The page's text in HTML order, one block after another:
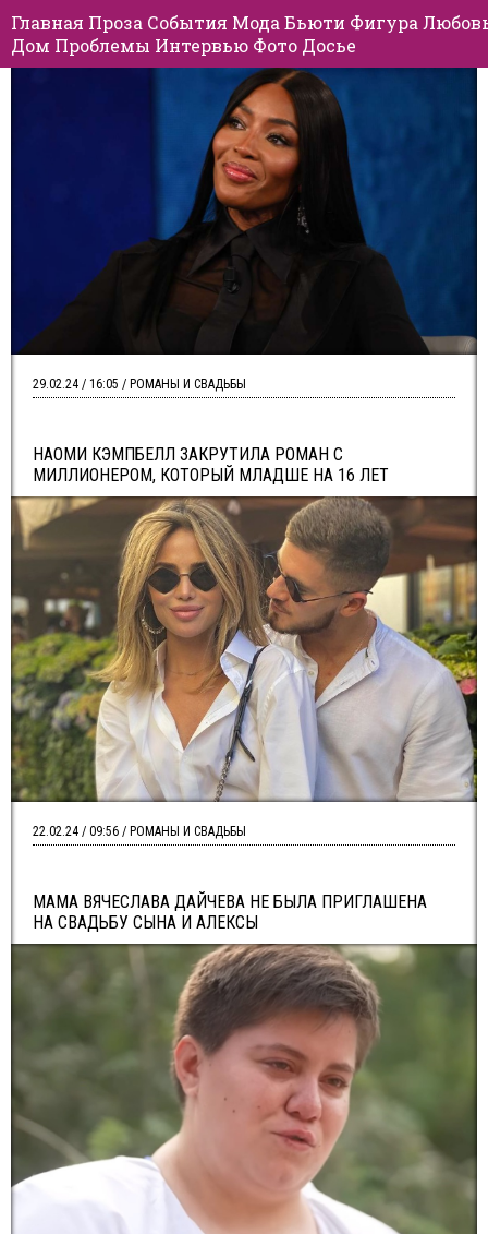
Главная Проза События Мода Бьюти Фигура
Дом Проблемы Интервью Фото Досье
НАОМИ КЭМПБЕЛЛ ЗАКРУТИЛА РОМАН С
МИЛЛИОНЕРОМ, КОТОРЫЙ МЛАДШЕ НА 16 ЛЕТ
29.02.24 / 16:05 / РОМАНЫ И СВАДЬБЫ
МАМА ВЯЧЕСЛАВА ДАЙЧЕВА НЕ БЫЛА ПРИГЛАШЕНА
НА СВАДЬБУ СЫНА И АЛЕКСЫ
22.02.24 / 09:56 / РОМАНЫ И СВАДЬБЫ